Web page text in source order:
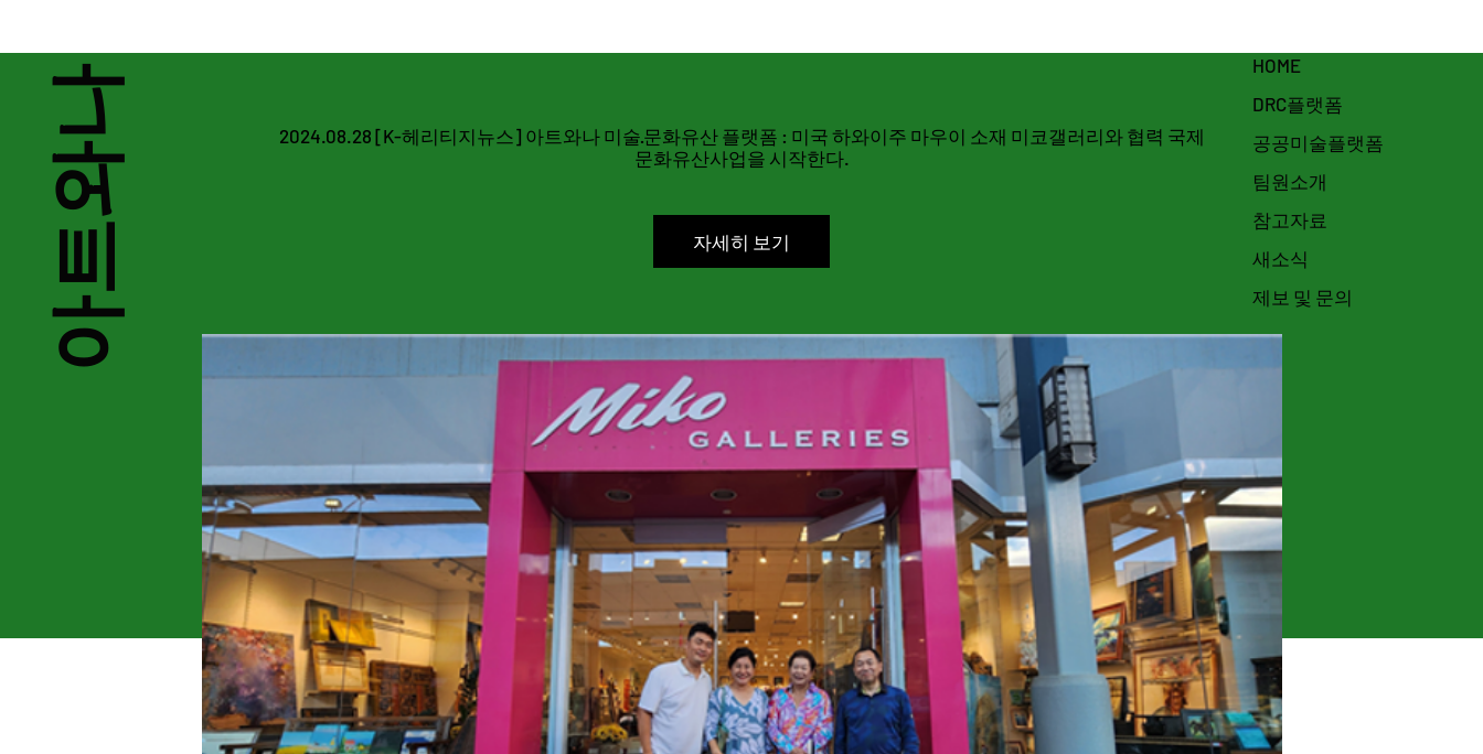
아트와나
HOME
DRC플랫폼
공공미술플랫폼
팀원소개
참고자료
새소식
제보 및 문의
2024.08.28 [K-헤리티지뉴스] 아트와나 미술·문화유산 플랫폼 : 미국 하와이주 마우이 소재 미코갤러리와 협력 국제
문화유산사업을 시작한다.
자세히 보기